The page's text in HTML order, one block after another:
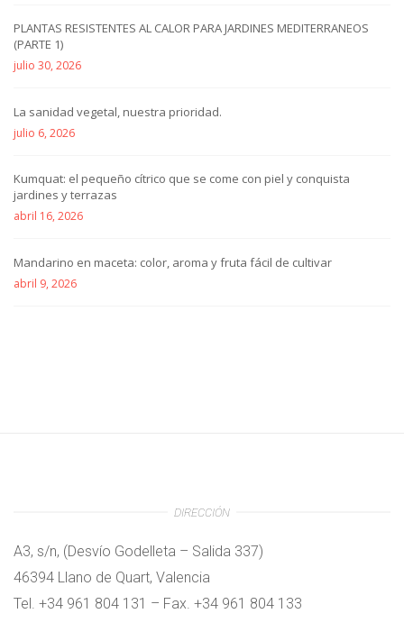
PLANTAS RESISTENTES AL CALOR PARA JARDINES MEDITERRANEOS
(PARTE 1)
julio 30, 2026
La sanidad vegetal, nuestra prioridad.
julio 6, 2026
Kumquat: el pequeño cítrico que se come con piel y conquista
jardines y terrazas
abril 16, 2026
Mandarino en maceta: color, aroma y fruta fácil de cultivar
abril 9, 2026
DIRECCIÓN
A3, s/n, (Desvío Godelleta – Salida 337)
46394 Llano de Quart, Valencia
Tel. +34 961 804 131 – Fax. +34 961 804 133